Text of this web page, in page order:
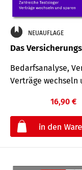
NEUAUFLAGE
Das
Bedarfsanalyse,
Verträge wechseln
16,90 €